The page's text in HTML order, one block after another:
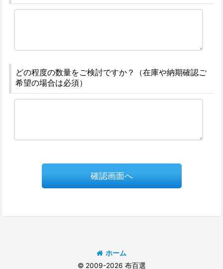
どの程度の数量をご検討ですか？（在庫や納期確認ご
希望の場合は必須）
確認画面へ
ホーム
© 2009-2026 布百選